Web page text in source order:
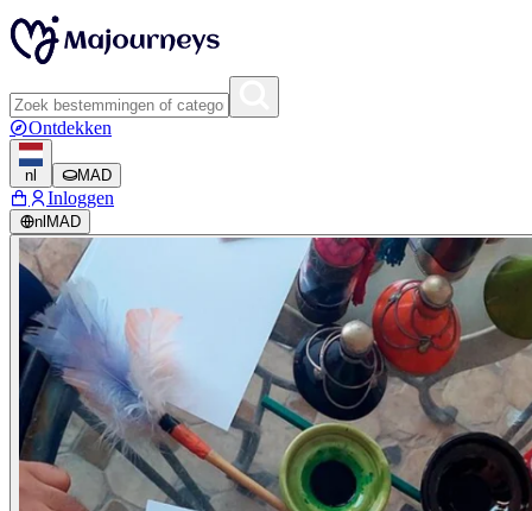
Ontdekken
nl MAD
Inloggen
nl MAD